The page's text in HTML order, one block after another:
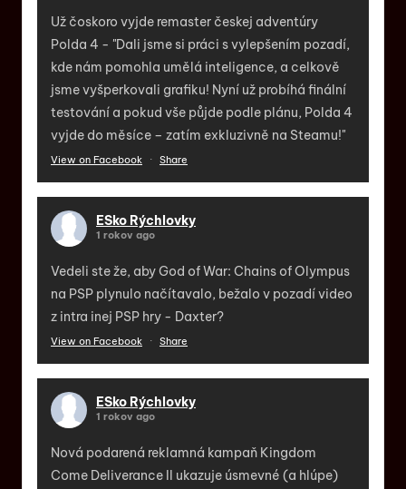
Už čoskoro vyjde remaster českej adventúry
Polda 4 - "Dali jsme si práci s vylepšením pozadí,
kde nám pomohla umělá inteligence, a celkově
jsme vyšperkovali grafiku! Nyní už probíhá finální
testování a pokud vše půjde podle plánu, Polda 4
vyjde do měsíce – zatím exkluzivně na Steamu!"
View on Facebook · Share
ESko Rýchlovky
1 rokov ago
Vedeli ste že, aby God of War: Chains of Olympus
na PSP plynulo načítavalo, bežalo v pozadí video
z intra inej PSP hry - Daxter?
View on Facebook · Share
ESko Rýchlovky
1 rokov ago
Nová podarená reklamná kampaň Kingdom
Come Deliverance II ukazuje úsmevné (a hlúpe)